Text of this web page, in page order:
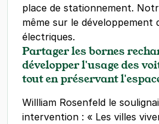
place de stationnement.
même sur le développement
électriques.
Partager les bornes
développer l'usage des
tout en préservant
Willliam Rosenfeld le
intervention : « Les villes